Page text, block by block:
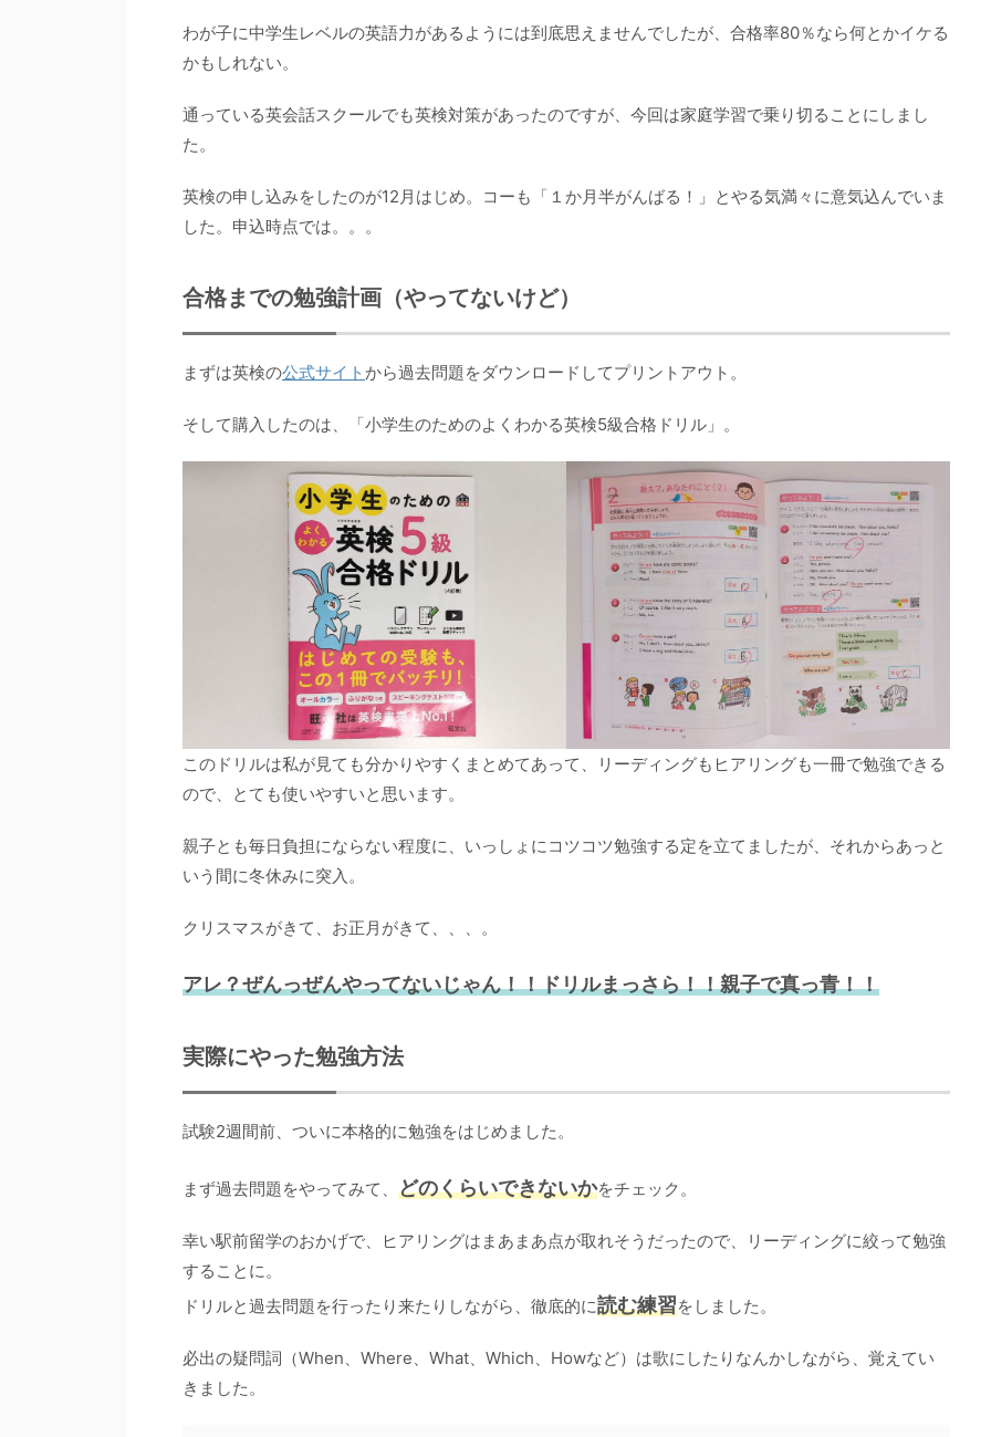
わが子に中学生レベルの英語力があるようには到底思えませんでしたが、合格率80％なら何とかイケる
かもしれない。
通っている英会話スクールでも英検対策があったのですが、今回は家庭学習で乗り切ることにしまし
た。
英検の申し込みをしたのが12月はじめ。コーも「１か月半がんばる！」とやる気満々に意気込んでいま
した。申込時点では。。。
合格までの勉強計画（やってないけど）
まずは英検の公式サイトから過去問題をダウンロードしてプリントアウト。
そして購入したのは、「小学生のためのよくわかる英検5級合格ドリル」。
このドリルは私が見ても分かりやすくまとめてあって、リーディングもヒアリングも一冊で勉強できる
ので、とても使いやすいと思います。
親子とも毎日負担にならない程度に、いっしょにコツコツ勉強する定を立てましたが、それからあっと
いう間に冬休みに突入。
クリスマスがきて、お正月がきて、、、。
アレ？ぜんっぜんやってないじゃん！！ドリルまっさら！！親子で真っ青！！
実際にやった勉強方法
試験2週間前、ついに本格的に勉強をはじめました。
まず過去問題をやってみて、 どのくらいできないかをチェック。
幸い駅前留学のおかげで、ヒアリングはまあまあ点が取れそうだったので、リーディングに絞って勉強
することに。
ドリルと過去問題を行ったり来たりしながら、徹底的に読む練習をしました。
必出の疑問詞（When、Where、What、Which、Howなど）は歌にしたりなんかしながら、覚えてい
きました。